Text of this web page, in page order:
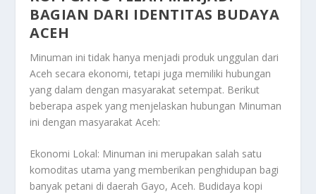
BAGIAN DARI IDENTITAS BUDAYA
ACEH
Minuman ini tidak hanya menjadi produk unggulan dari
Aceh secara ekonomi, tetapi juga memiliki hubungan
yang dalam dengan masyarakat setempat. Berikut
beberapa aspek yang menjelaskan hubungan Minuman
ini dengan masyarakat Aceh:
Ekonomi Lokal: Minuman ini merupakan salah satu
komoditas utama yang memberikan penghidupan bagi
banyak petani di daerah Gayo, Aceh. Budidaya kopi